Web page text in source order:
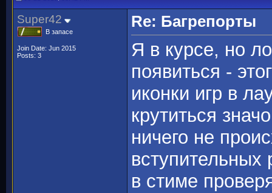
Super42
В запасе
Join Date: Jun 2015
Posts: 3
Re: Багрепорты
Я в курсе, но
появиться -
иконки игр в
крутиться
ничего не
в стиме